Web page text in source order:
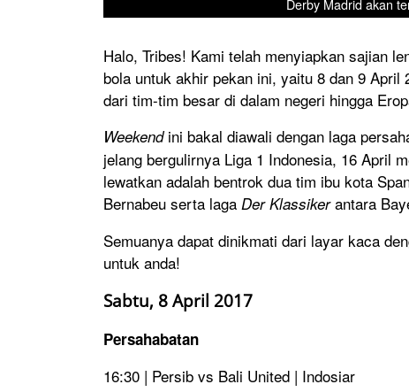
Derby Madrid akan
Halo, Tribes! Kami telah menyiapkan sajian
bola untuk akhir pekan ini, yaitu 8 dan 9
dari tim-tim besar di dalam negeri hingga
Weekendini bakal diawali dengan laga
jelang bergulirnya Liga 1 Indonesia, 16 April
lewatkan adalah bentrok dua tim ibu kota
Bernabeu serta laga Der Klassikerantara
Semuanya dapat dinikmati dari layar kaca
untuk anda!
Sabtu, 8 April 2017
Persahabatan
16:30 | Persib vs Bali United | Indosiar